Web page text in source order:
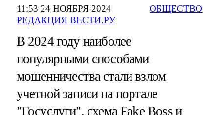
11:53 24 НОЯБРЯ 2024
РЕДАКЦИЯ ВЕСТИ.РУ
ОБЩЕСТВО
В 2024 году наиболее
популярными способами
мошенничества стали взлом
учетной записи на портале
"Госуслуги", схема Fake Boss и